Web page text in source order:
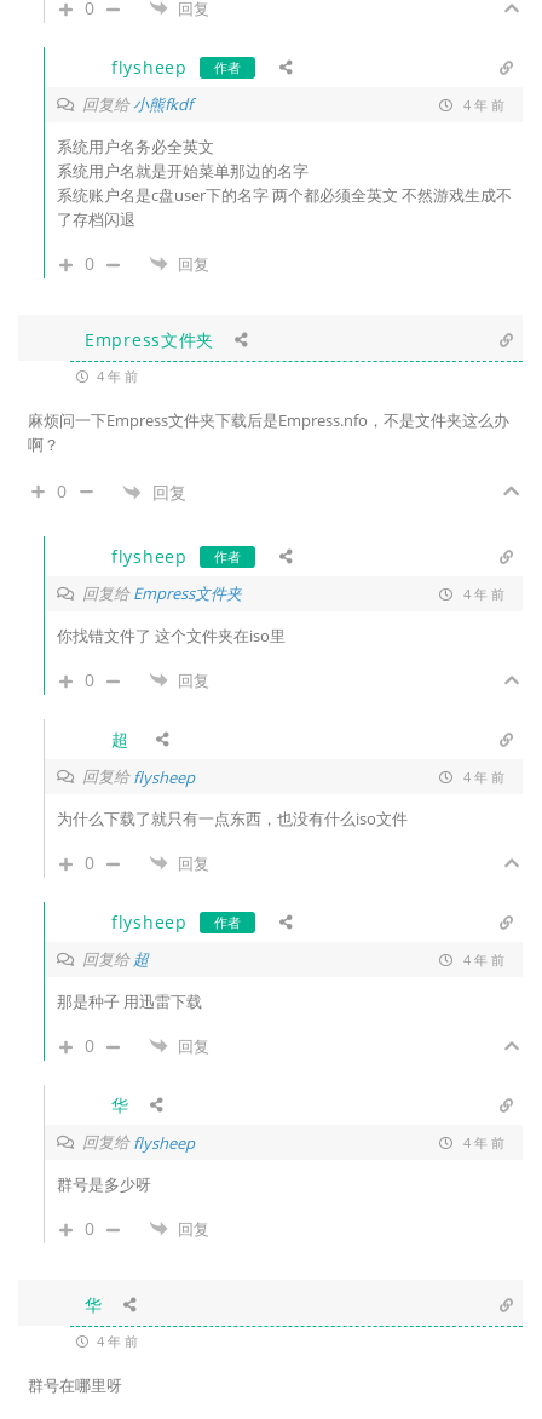
0 回复
flysheep 作者
回复给小熊fkdf 4 年 前
系统用户名务必全英文
系统用户名就是开始菜单那边的名字
系统账户名是c盘user下的名字 两个都必须全英文 不然游戏生成不
了存档闪退
0 回复
Empress文件夹
4 年 前
麻烦问一下Empress文件夹下载后是Empress.nfo，不是文件夹这么办
啊？
0 回复
flysheep 作者
回复给Empress文件夹 4 年 前
你找错文件了 这个文件夹在iso里
0 回复
超
回复给flysheep 4 年 前
为什么下载了就只有一点东西，也没有什么iso文件
0 回复
flysheep 作者
回复给超 4 年 前
那是种子 用迅雷下载
0 回复
华
回复给flysheep 4 年 前
群号是多少呀
0 回复
华
4 年 前
群号在哪里呀